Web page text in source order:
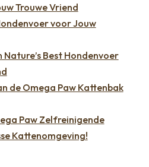
Trouwe Vriend
voor Jouw
Best Hondenvoer
de Omega Paw Kattenbak
Paw Zelfreinigende
Kattenomgeving!